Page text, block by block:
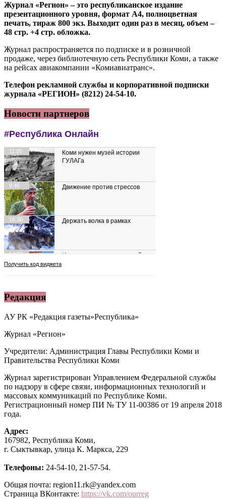
Журнал «Регион» – это республиканское издание
презентационного уровня, формат А4, полноцветная
печать, тираж 800 экз. Выходит один раз в месяц, объем –
48 стр. +4 стр. обложка.
Журнал распространяется по подписке и в розничной
продаже, через библиотечную сеть Республики Коми, а также
на рейсах авиакомпании «Комиавиатранс».
Телефон рекламной службы и корпоративной подписки
журнала «РЕГИОН» (8212) 24-54-10.
Новости партнеров
Редакция
АУ РК «Редакция газеты»Республика»
Журнал «Регион»
Учредители: Администрация Главы Республики Коми и
Правительства Республики Коми
Журнал зарегистрирован Управлением Федеральной службы
по надзору в сфере связи, информационных технологий и
массовых коммуникаций по Республике Коми.
Регистрационный номер ПИ № ТУ 11-00386 от 19 апреля 2018
года.
Адрес:
167982, Республика Коми,
г. Сыктывкар, улица К. Маркса, 229
Телефоны: 24-54-10, 21-57-54.
Общая почта: region11.rk@yandex.com
Страница ВКонтакте: https://vk.com/ourreg